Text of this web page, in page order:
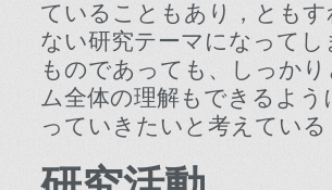
ていることもあり，とも
ない研究テーマになって
ものであっても、しっか
ム全体の理解もできるよ
っていきたいと考えている